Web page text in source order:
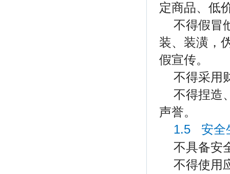
定商品、低
不得假冒
装、装潢，
假宣传。
不得采用
不得捏造
声誉。
1.5 安全
不具备安
不得使用